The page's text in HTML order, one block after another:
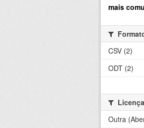
mais
CSV (2)
ODT (2)
Outra